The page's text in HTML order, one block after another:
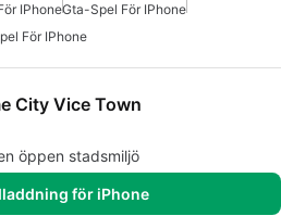
IPhoneGta-Spel För IPhone
För IPhone
City Vice Town
öppen stadsmiljö
för iPhone